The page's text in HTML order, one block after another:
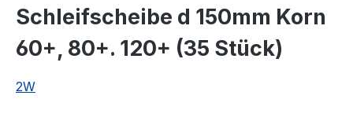
Schleifscheibe d 150mm Korn
60+, 80+. 120+ (35 Stück)
2W